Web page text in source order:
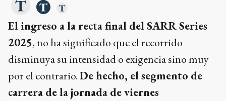
El ingreso a la recta final del SARR Series
2025, no ha significado que el recorrido
disminuya su intensidad o exigencia sino muy
por el contrario.De hecho, el segmento de
carrera de la jornada de viernes